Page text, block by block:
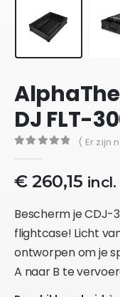
DJ FLT-
( Er zijn
€260,15
Bescherm je CDJ-
flightcase! Licht
ontworpen om je
A naar B te